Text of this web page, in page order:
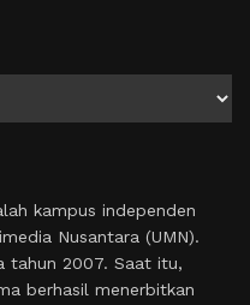
kampus independen
Nusantara (UMN).
tahun 2007. Saat itu,
berhasil menerbitkan